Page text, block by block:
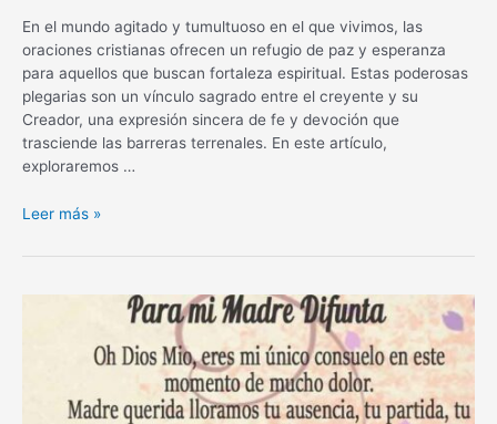
En el mundo agitado y tumultuoso en el que vivimos, las
oraciones cristianas ofrecen un refugio de paz y esperanza
para aquellos que buscan fortaleza espiritual. Estas poderosas
plegarias son un vínculo sagrado entre el creyente y su
Creador, una expresión sincera de fe y devoción que
trasciende las barreras terrenales. En este artículo,
exploraremos …
Oraciones
Fortaleza
Leer más »